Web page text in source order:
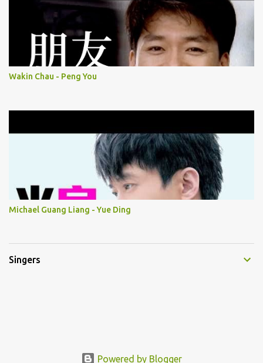
Wakin Chau - Peng You
Michael Guang Liang - Yue Ding
Singers
Powered by Blogger